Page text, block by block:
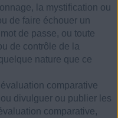
la mystification ou
de faire échouer un
de passe, ou toute
de contrôle de la
nature que ce
comparative
divulguer ou publier les
comparative,